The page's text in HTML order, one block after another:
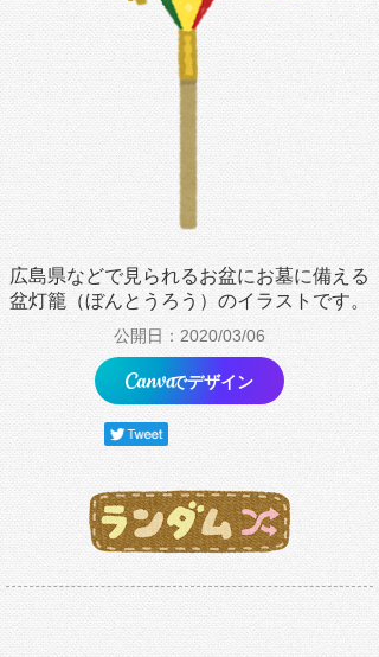
広島県などで見られるお盆にお墓に備える
盆灯籠（ぼんとうろう）のイラストです。
公開日：2020/03/06
でデザイン